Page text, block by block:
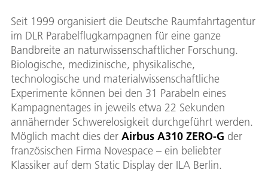
Seit 1999 organisiert die Deutsche Raumfahrtagentur
im DLR Parabelflugkampagnen für eine ganze
Bandbreite an naturwissenschaftlicher Forschung.
Biologische, medizinische, physikalische,
technologische und materialwissenschaftliche
Experimente können bei den 31 Parabeln eines
Kampagnentages in jeweils etwa 22 Sekunden
annähernder Schwerelosigkeit durchgeführt werden.
Möglich macht dies der Airbus A310 ZERO-G der
französischen Firma Novespace – ein beliebter
Klassiker auf dem Static Display der ILA Berlin.